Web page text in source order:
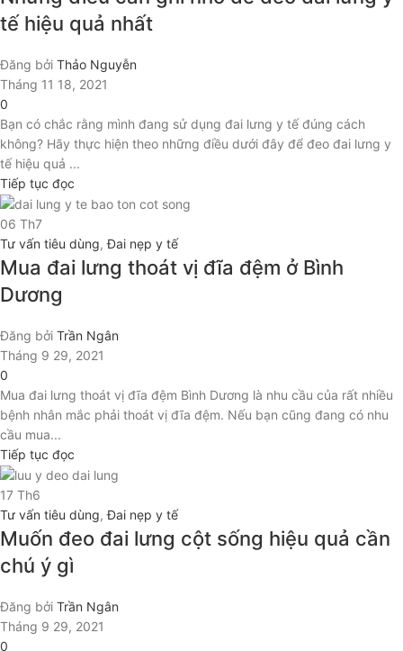
tế hiệu quả nhất
Đăng bởi Thảo Nguyễn
Tháng 11 18, 2021
0
Bạn có chắc rằng mình đang sử dụng đai lưng y tế đúng cách
không? Hãy thực hiện theo những điều dưới đây để đeo đai lưng y
tế hiệu quả ...
Tiếp tục đọc
06 Th7
Tư vấn tiêu dùng,Đai nẹp y tế
Mua đai lưng thoát vị đĩa đệm ở Bình
Dương
Đăng bởi Trần Ngân
Tháng 9 29, 2021
0
Mua đai lưng thoát vị đĩa đệm Bình Dương là nhu cầu của rất nhiều
bệnh nhân mắc phải thoát vị đĩa đệm. Nếu bạn cũng đang có nhu
cầu mua...
Tiếp tục đọc
17 Th6
Tư vấn tiêu dùng,Đai nẹp y tế
Muốn đeo đai lưng cột sống hiệu quả cần
chú ý gì
Đăng bởi Trần Ngân
Tháng 9 29, 2021
0